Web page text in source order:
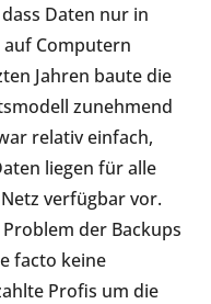
Daten nur in
Computern
Jahren baute die
zunehmend
relativ einfach,
liegen für alle
verfügbar vor.
der Backups
facto keine
Profis um die